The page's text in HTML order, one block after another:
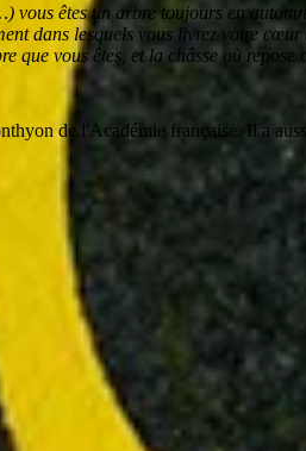
vous êtes un arbre toujours en
dans lesquels vous livrez votre
que vous êtes, et la châsse où repose
de l'Académie française. Il a